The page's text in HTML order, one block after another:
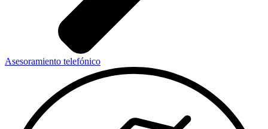
Asesoramiento telefónico